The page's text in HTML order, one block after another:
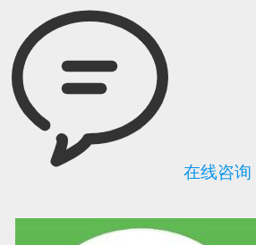
可信网站信用评 网络警察提醒你
在线咨询